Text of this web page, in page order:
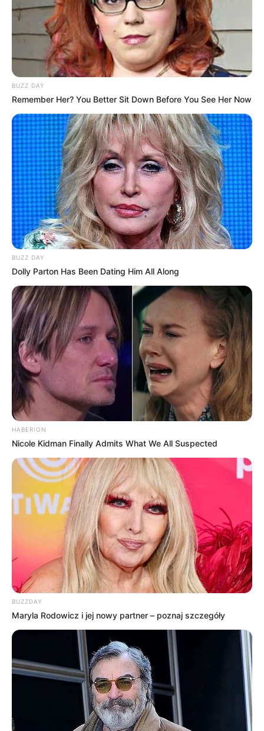
BUZZ DAY
Remember Her? You Better Sit Down Before You See Her Now
BUZZ DAY
Dolly Parton Has Been Dating Him All Along
HABERION
Nicole Kidman Finally Admits What We All Suspected
BUZZDAY
Maryla Rodowicz i jej nowy partner – poznaj szczegóły